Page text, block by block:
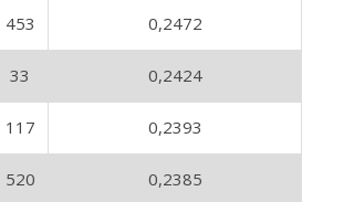
453 0,2472
33 0,2424
117 0,2393
520 0,2385